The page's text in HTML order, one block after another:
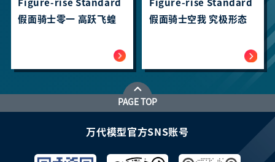
Figure-rise Standard
假面骑士零一 高跃飞蝗
Figure-rise Standard
假面骑士空我 究极形态
PAGE TOP
万代模型官方SNS账号